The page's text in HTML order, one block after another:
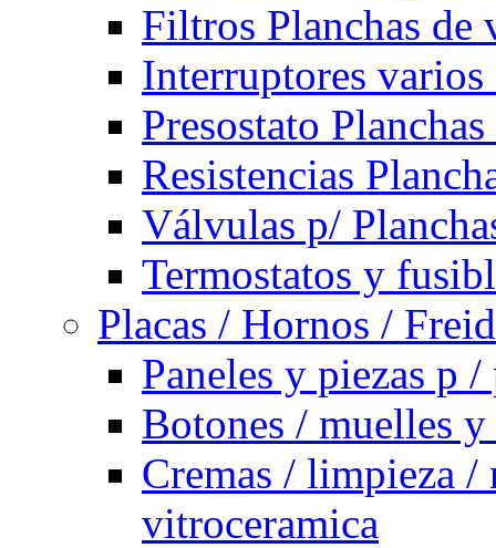
Filtros Planchas de
Interruptores varios
Presostato
Resistencias
Válvulas p/
Termostatos y
Placas / Hornos /
Paneles y piezas p
Botones / muelles
Cremas / limpieza /
vitroceramica